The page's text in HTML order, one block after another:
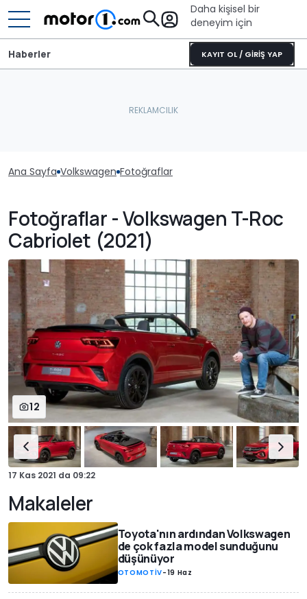
Daha kişisel bir
deneyim için
KAYIT OL / GİRİŞ YAP
Haberler
Ana Sayfa Volkswagen Fotoğraflar
Fotoğraflar - Volkswagen T-Roc
Cabriolet (2021)
12
17 Kas 2021 da 09:22
Makaleler
Toyota'nın ardından Volkswagen
de çok fazla model sunduğunu
düşünüyor
OTOMOTİV-19 Haz